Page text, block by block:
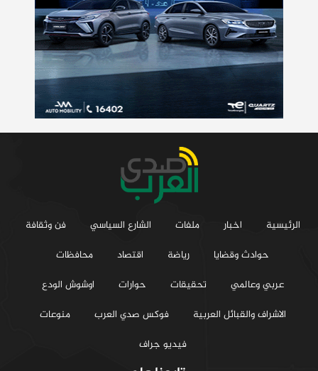
الرئيسية اخبار ملفات الشارع السياسي
فن وثقافة
حوادث وقضايا
رياضة اقتصاد
محافظات
عربي وعالمي
تحقيقات حوارات
اوشوش الودع
الاشراف والقبائل العربية
فوكس صدي العرب
منوعات
فيديو جراف